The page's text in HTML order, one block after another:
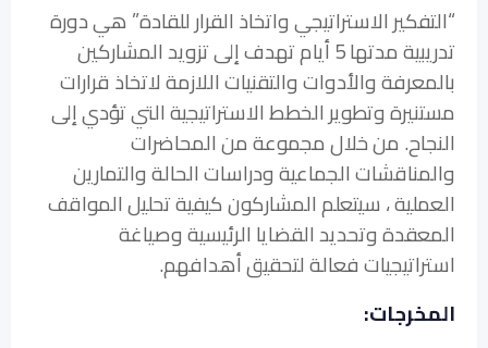
“التفكير الاستراتيجي واتخاذ القرار للقادة” هي دورة
تدريبية مدتها 5 أيام تهدف إلى تزويد المشاركين
بالمعرفة والأدوات والتقنيات اللازمة لاتخاذ قرارات
مستنيرة وتطوير الخطط الاستراتيجية التي تؤدي إلى
النجاح. من خلال مجموعة من المحاضرات
والمناقشات الجماعية ودراسات الحالة والتمارين
العملية ، سيتعلم المشاركون كيفية تحليل المواقف
المعقدة وتحديد القضايا الرئيسية وصياغة
استراتيجيات فعالة لتحقيق أهدافهم.
المخرجات: